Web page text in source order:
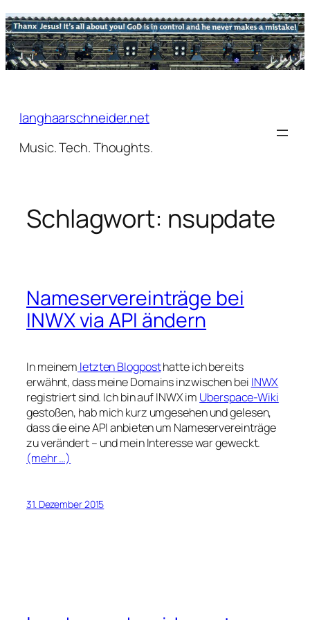
Zum
Inhalt
springen
langhaarschneider.net
Music. Tech. Thoughts.
Schlagwort: nsupdate
Nameservereinträge bei
INWX via API ändern
In meinem letzten Blogposthatte ich bereits
erwähnt, dass meine Domains inzwischen bei INWX
registriert sind. Ich bin auf INWX im Uberspace-Wiki
gestoßen, hab mich kurz umgesehen und gelesen,
dass die eine API anbieten um Nameservereinträge
zu verändert – und mein Interesse war geweckt.
(mehr …)
31. Dezember 2015